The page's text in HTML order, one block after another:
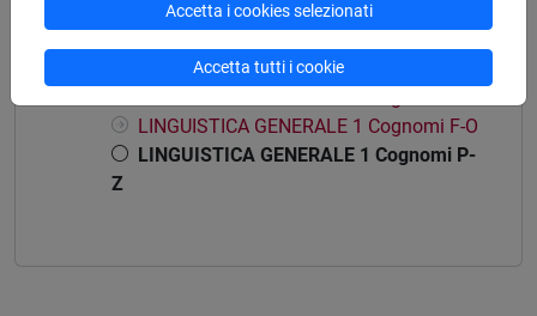
Struttura generale dell'insegnamento
LINGUISTICA GENERALE 1
LINGUISTICA GENERALE 1 Cognomi F-O
LINGUISTICA GENERALE 1 Cognomi P-
Z
Accetta i cookies selezionati
Accetta tutti i cookie